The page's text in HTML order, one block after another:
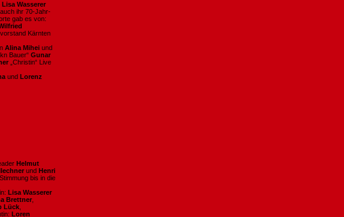
Lisa Wasserer
ihr 70-Jahr-
gab es von:
Kärnten
Alina Mihei und
Bauer“ Gunar
„Christin“ Live
und Lorenz
Helmut
und Henri
bis in die
Lisa Wasserer
Brettner
Lück
Loren